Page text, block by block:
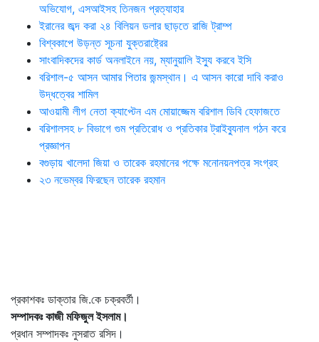
অভিযোগ, এসআইসহ তিনজন প্রত্যাহার
ইরানের জব্দ করা ২৪ বিলিয়ন ডলার ছাড়তে রাজি ট্রাম্প
বিশ্বকাপে উড়ন্ত সূচনা যুক্তরাষ্ট্রের
সাংবাদিকদের কার্ড অনলাইনে নয়, ম্যানুয়ালি ইস্যু করবে ইসি
বরিশাল-৫ আসন আমার পিতার জন্মস্থান। এ আসন কারো দাবি করাও
উদ্ধত্বের শামিল
আওয়ামী লীগ নেতা ক্যাপ্টেন এম মোয়াজ্জেম বরিশাল ডিবি হেফাজতে
বরিশালসহ ৮ বিভাগে গুম প্রতিরোধ ও প্রতিকার ট্রাইব্যুনাল গঠন করে
প্রজ্ঞাপন
বগুড়ায় খালেদা জিয়া ও তারেক রহমানের পক্ষে মনোনয়নপত্র সংগ্রহ
২৩ নভেম্বর ফিরছেন তারেক রহমান
প্রকাশকঃ ডাক্তার জি.কে চক্রবর্তী।
সম্পাদকঃ কাজী মফিজুল ইসলাম।
প্রধান সম্পাদকঃ নুসরাত রসিদ।